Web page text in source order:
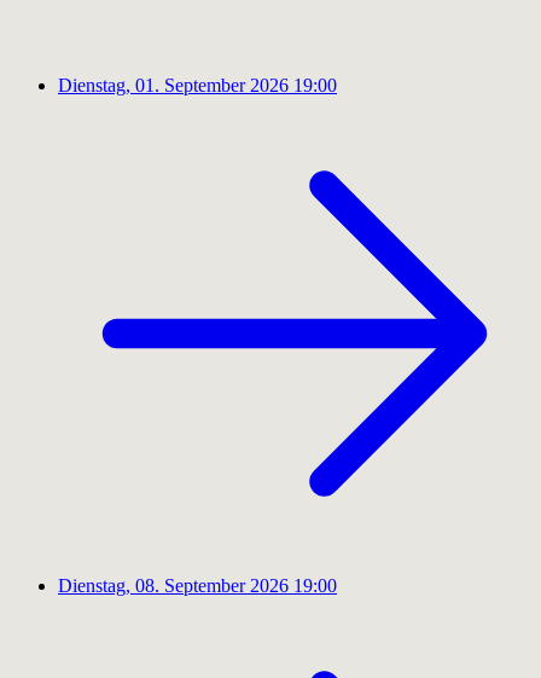
Dienstag, 01. September 2026 19:00
Dienstag, 08. September 2026 19:00